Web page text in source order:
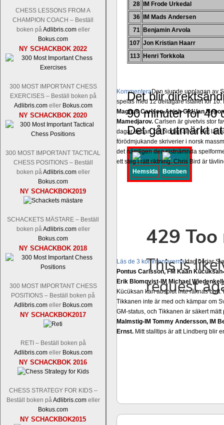
CHESS LESSONS FROM A
CHAMPION COACH – Beställ
boken påAdlibris.comeller
Bokus.com
NY SCHACKBOK 2022
300 MOST IMPORTANT CHESS
EXERCISES – Beställ boken på
Adlibris.comeller Bokus.com
NY SCHACKBOK 2020
300 MOST IMPORTANT TACTICAL
CHESS POSITIONS – Beställ
boken påAdlibris.comeller
Bokus.com
NY SCHACKBOK2019
SCHACKETS MÄSTARE – Beställ
boken påAdlibris.comeller
Bokus.com
NY SCHACKBOK 2018
300 MOST IMPORTANT CHESS
POSITIONS – Beställ boken på
Adlibris.comeller Bokus.com
NY SCHACKBOK2017
RETI – Beställ boken på
Adlibris.comeller Bokus.com
NY SCHACKBOK 2016
CHESS STRATEGY FOR KIDS –
Beställ boken påAdlibris.comeller
Bokus.com
NY SCHACKBOK2015
KommenteraDen sjunde upplagan av
spelas med 12 deltagare istället för
Magnus Carlsen-Anish Giri, Ian
Mamedjarov. Carlsen är givetvis stor
dagar sedan, på blodigt allvar. Det lär
förödmjukande skriverier i norsk
det nämligen den sistnämnda
ett steg i rätt riktning. Chris Bird är
Läs de 3 kommentarernaIdag börjar
Pontus Carlsson, FM Kaan
Erik Blomqvist-IM Michael
Kücüksan kan absolut inte räknas
Tikkanen inte är med och kämpar om
GM-status, och Tikkanen är säkert
Malmstig-IM Tommy Andersson, IM
Ernst. Mitt stalltips är att Lindberg blir
28
IM Frode Urkedal
36
IM Mads Andersen
71 Benjamin Arvola
107 Jon Kristian Haarr
113 Henri Torkkola
Det blir
90 minuter för 40
Det går utmärkt
Hemsida Bomben